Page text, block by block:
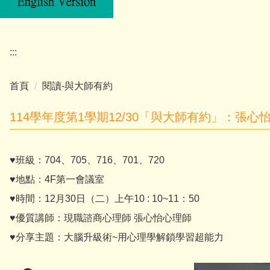
:::
首頁 閱讀-與大師有約
114學年度第1學期12/30「與大師有約」：張心
♥班級：704、705、716、701、720
♥地點：4F第一會議室
♥時間：12月30日（二）上午10 : 10~11：50
♥優質講師：現職諮商心理師 張心怡心理師
♥分享主題：大腦升級術~用心理學解鎖學習超能力